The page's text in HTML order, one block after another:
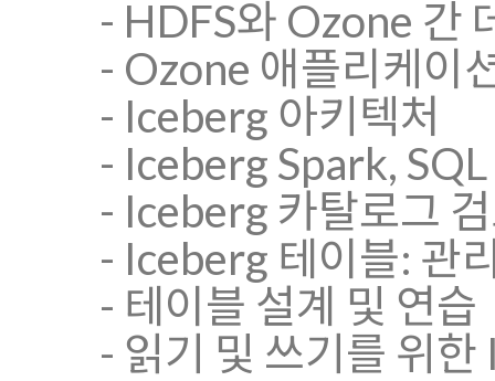
- HDFS와 Ozone 간
- Ozone 애플리케이
- Iceberg 아키텍처
- Iceberg Spark,
- Iceberg 카탈로그
- Iceberg 테이블: 관
- 테이블 설계 및 연습
- 읽기 및 쓰기를 위